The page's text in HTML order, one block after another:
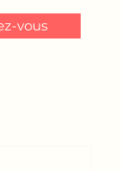
vous